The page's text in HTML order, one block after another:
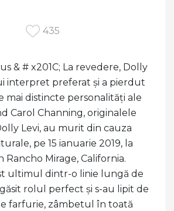
435
& # x201C; La revedere, Dolly
interpret preferat și a pierdut
mai distincte personalități ale
Carol Channing, originalele
Levi, au murit din cauza
pe 15 ianuarie 2019, la
Rancho Mirage, California.
ultimul dintr-o linie lungă de
rolul perfect și s-au lipit de
farfurie, zâmbetul în toată